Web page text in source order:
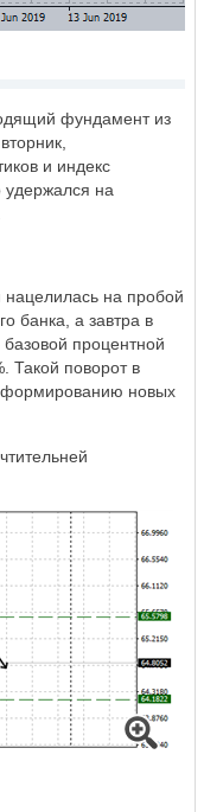
фундамент из
и индекс
удержался на
на пробой
банка, а завтра в
процентной
Такой поворот в
формированию новых